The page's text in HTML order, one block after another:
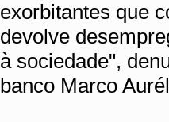
exorbitantes que
devolve
à sociedade",
banco Marco